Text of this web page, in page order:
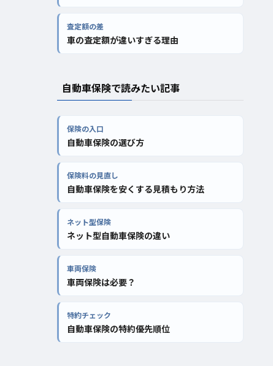
査定額の差
車の査定額が違いすぎる理由
自動車保険で読みたい記事
保険の入口
自動車保険の選び方
保険料の見直し
自動車保険を安くする見積もり方法
ネット型保険
ネット型自動車保険の違い
車両保険
車両保険は必要？
特約チェック
自動車保険の特約優先順位